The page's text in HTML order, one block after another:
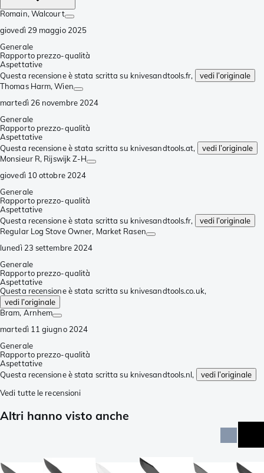
Romain, Walcourt
giovedì 29 maggio 2025
Generale
Rapporto prezzo-qualità
Aspettative
Questa recensione è stata scritta su knivesandtools.fr,
vedi l’originale
Thomas Harm, Wien
martedì 26 novembre 2024
Generale
Rapporto prezzo-qualità
Aspettative
Questa recensione è stata scritta su knivesandtools.at,
vedi l’originale
Monsieur R, Rijswijk Z-H
giovedì 10 ottobre 2024
Generale
Rapporto prezzo-qualità
Aspettative
Questa recensione è stata scritta su knivesandtools.fr,
vedi l’originale
Regular Log Stove Owner, Market Rasen
lunedì 23 settembre 2024
Generale
Rapporto prezzo-qualità
Aspettative
Questa recensione è stata scritta su knivesandtools.co.uk,
vedi l’originale
Bram, Arnhem
martedì 11 giugno 2024
Generale
Rapporto prezzo-qualità
Aspettative
Questa recensione è stata scritta su knivesandtools.nl,
vedi l’originale
Vedi tutte le recensioni
Altri hanno visto anche